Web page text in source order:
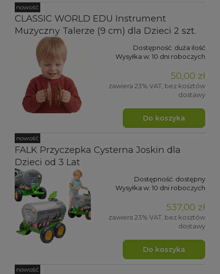
CLASSIC WORLD EDU Instrument
Muzyczny Talerze (9 cm) dla Dzieci 2 szt.
Dostępność: duża ilość
Wysyłka w: 10 dni roboczych
50,00 zł
zawiera 23% VAT, bez kosztów
dostawy
Do koszyka
nowość
FALK Przyczepka Cysterna Joskin dla
Dzieci od 3 Lat
Dostępność: dostępny
Wysyłka w: 10 dni roboczych
537,00 zł
zawiera 23% VAT, bez kosztów
dostawy
Do koszyka
nowość
nowość